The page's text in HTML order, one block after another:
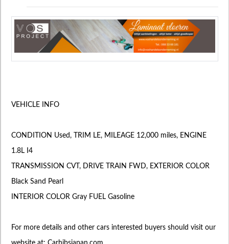
VEHICLE INFO
CONDITION Used, TRIM LE, MILEAGE 12,000 miles, ENGINE
1.8L I4
TRANSMISSION CVT, DRIVE TRAIN FWD, EXTERIOR COLOR
Black Sand Pearl
INTERIOR COLOR Gray FUEL Gasoline
For more details and other cars interested buyers should visit our